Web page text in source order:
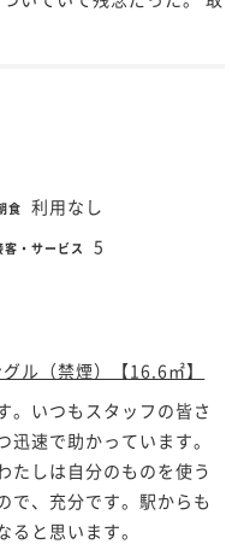
食 利用なし
客・サービス 5
ル（禁煙）【16.6㎡】
。いつもスタッフの皆さ
速で助かっています。
たしは自分のものを使う
で、充分です。駅からも
と思います。